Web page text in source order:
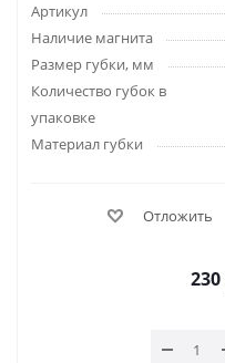
Артикул
Наличие магнита
Размер губки, мм
Количество губок в
упаковке
Материал губки
Отложить
230